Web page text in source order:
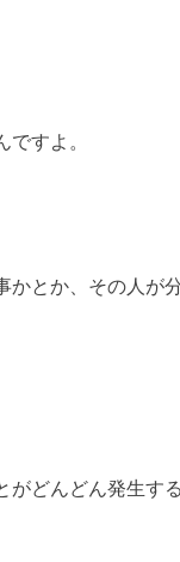
ですよ。
とか、その人が
どんどん発生す